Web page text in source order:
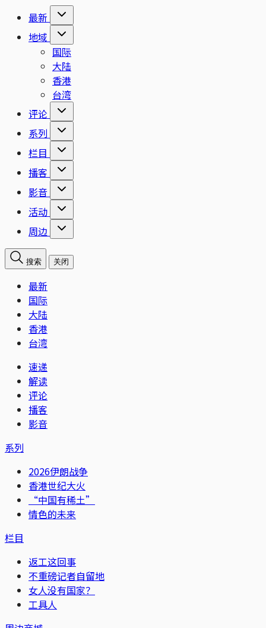
最新
地域
国际
大陆
香港
台湾
评论
系列
栏目
播客
影音
活动
周边
搜索 关闭
最新
国际
大陆
香港
台湾
速递
解读
评论
播客
影音
系列
2026伊朗战争
香港世纪大火
“中国有稀土”
情色的未来
栏目
返工这回事
不重磅记者自留地
女人没有国家？
工具人